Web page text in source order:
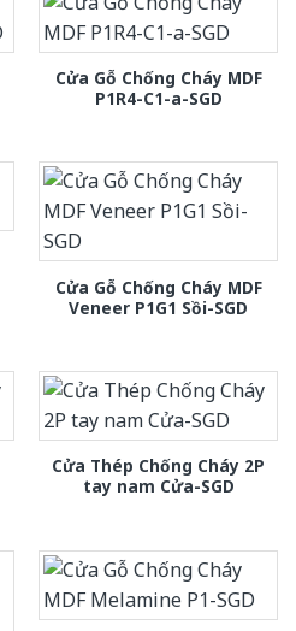
Cửa Gỗ Chống Cháy MDF
P1R4-C1-a-SGD
Cửa Gỗ Chống Cháy MDF
Veneer P1G1 Sồi-SGD
Cửa Thép Chống Cháy 2P
tay nam Cửa-SGD